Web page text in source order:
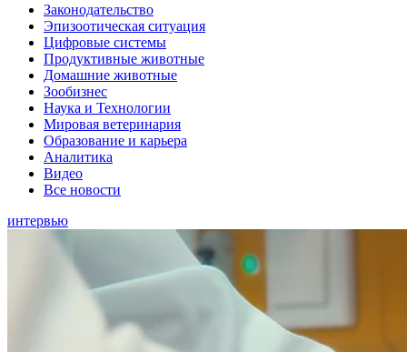
Законодательство
Эпизоотическая ситуация
Цифровые системы
Продуктивные животные
Домашние животные
Зообизнес
Наука и Технологии
Мировая ветеринария
Образование и карьера
Аналитика
Видео
Все новости
интервью